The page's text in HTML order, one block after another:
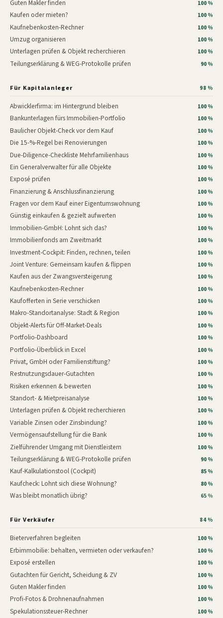
Guten Makler finden 100 %
Kaufen oder mieten? 100 %
Kaufnebenkosten-Rechner 100 %
Umzug organisieren 100 %
Unterlagen prüfen & Objekt recherchieren 100 %
Teilungserklärung & WEG-Protokolle prüfen 90 %
Für Kapitalanleger 98 %
Abwicklerfirma: im Hintergrund bleiben 100 %
Bankunterlagen fürs Immobilien-Portfolio 100 %
Baulicher Objekt-Check vor dem Kauf 100 %
Die 15-%-Regel bei Renovierungen 100 %
Due-Diligence-Checkliste Mehrfamilienhaus 100 %
Ein Generalverwalter für alle Objekte 100 %
Exposé prüfen 100 %
Finanzierung & Anschlussfinanzierung 100 %
Fragen vor dem Kauf einer Eigentumswohnung 100 %
Günstig einkaufen & gezielt aufwerten 100 %
Immobilien-GmbH: Lohnt sich das? 100 %
Immobilienfonds am Zweitmarkt 100 %
Investment-Cockpit: Finden, rechnen, teilen 100 %
Joint Venture: Gemeinsam kaufen & flippen 100 %
Kaufen aus der Zwangsversteigerung 100 %
Kaufnebenkosten-Rechner 100 %
Kaufofferten in Serie verschicken 100 %
Makro-Standortanalyse: Stadt & Region 100 %
Objekt-Alerts für Off-Market-Deals 100 %
Portfolio-Dashboard 100 %
Portfolio-Überblick in Excel 100 %
Privat, GmbH oder Familienstiftung? 100 %
Restnutzungsdauer-Gutachten 100 %
Risiken erkennen & bewerten 100 %
Standort- & Mietpreisanalyse 100 %
Unterlagen prüfen & Objekt recherchieren 100 %
Variable Zinsen oder Zinsbindung? 100 %
Vermögensaufstellung für die Bank 100 %
Zielführender Umgang mit Dienstleistern 100 %
Teilungserklärung & WEG-Protokolle prüfen 90 %
Kauf-Kalkulationstool (Cockpit) 85 %
Kaufcheck: Lohnt sich diese Wohnung? 80 %
Was bleibt monatlich übrig? 65 %
Für Verkäufer 84 %
Bieterverfahren begleiten 100 %
Erbimmobilie: behalten, vermieten oder verkaufen? 100 %
Exposé erstellen 100 %
Gutachten für Gericht, Scheidung & ZV 100 %
Guten Makler finden 100 %
Profi-Fotos & Drohnenaufnahmen 100 %
Spekulationssteuer-Rechner 100 %